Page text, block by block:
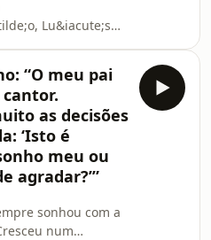
de poucas
filho Pedro que
rec
Lu&iacute;s
contexto familiar
que
O
sobre o 25 de abril
pa&iacute;s,
tempo
“O meu pai
as decisões
‘Isto é
meu ou
agradar?’”
sonhou com a
num